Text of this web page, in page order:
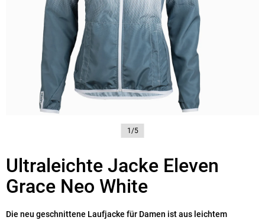
1/5
Ultraleichte Jacke Eleven
Grace Neo White
Die neu geschnittene Laufjacke für Damen ist aus leichtem